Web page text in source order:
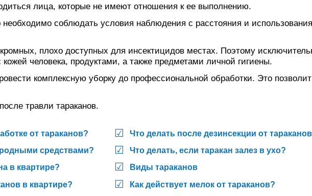
лица, которые не имеют отношения к ее выполнению.
соблюдать условия наблюдения с расстояния и использования
плохо доступных для инсектицидов местах. Поэтому
человека, продуктами, а также предметами личной гигиены.
комплексную уборку до профессиональной обработки. Это позволит
травли тараканов.
от тараканов?
средствами?
в квартире?
в квартире?
Что делать после дезинсекции от
Что делать, если таракан залез в ухо?
Виды тараканов
Как действует мелок от тараканов?